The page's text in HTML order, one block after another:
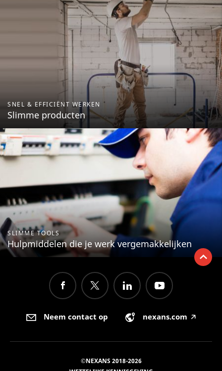
SNEL & EFFICIËNT WERKEN
Slimme producten
SLIMME TOOLS
Hulpmiddelen die je werk vergemakkelijken
Neem contact op nexans.com 🡥
©NEXANS 2018-2026